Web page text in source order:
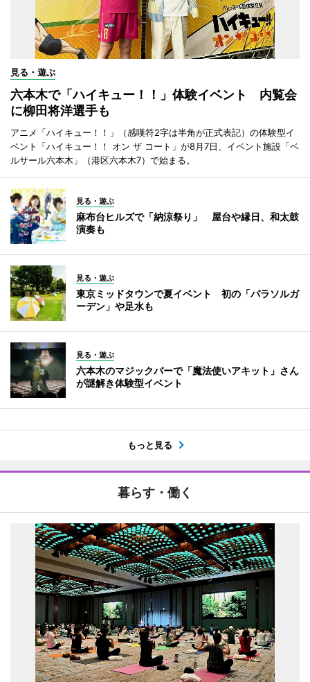
見る・遊ぶ
六本木で「ハイキュー！！」体験イベント 内覧会
に柳田将洋選手も
アニメ「ハイキュー！！」（感嘆符2字は半角が正式表記）の体験型イ
ベント「ハイキュー！！ オン ザ コート」が8月7日、イベント施設「ベ
ルサール六本木」（港区六本木7）で始まる。
見る・遊ぶ
麻布台ヒルズで「納涼祭り」 屋台や縁日、和太鼓
演奏も
見る・遊ぶ
東京ミッドタウンで夏イベント 初の「パラソルガ
ーデン」や足水も
見る・遊ぶ
六本木のマジックバーで「魔法使いアキット」さん
が謎解き体験型イベント
もっと見る
暮らす・働く